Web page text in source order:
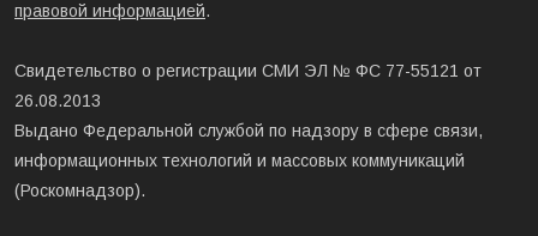
правовой информацией.
Свидетельство о регистрации СМИ ЭЛ № ФС 77-55121 от
26.08.2013
Выдано Федеральной службой по надзору в сфере связи,
информационных технологий и массовых коммуникаций
(Роскомнадзор).